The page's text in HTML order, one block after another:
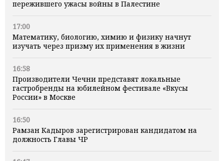
пережившего ужасы войны в Палестине
17:00
Математику, биологию, химию и физику начнут
изучать через призму их применения в жизни
16:58
Производители Чечни представят локальные
гастробренды на юбилейном фестивале «Вкусы
России» в Москве
16:50
Рамзан Кадыров зарегистрирован кандидатом на
должность Главы ЧР